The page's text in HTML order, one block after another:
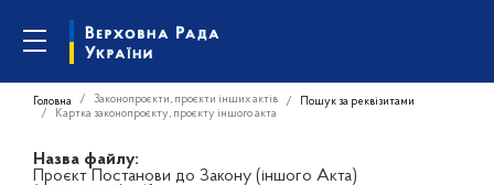
Головна Законопроєкти, проєкти інших актів
Пошук за реквізитами
Картка законопроєкту, проєкту іншого акта
Назва файлу:
Проєкт Постанови до Закону (іншого Акта)